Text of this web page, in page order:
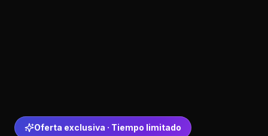
Oferta exclusiva · Tiempo limitado